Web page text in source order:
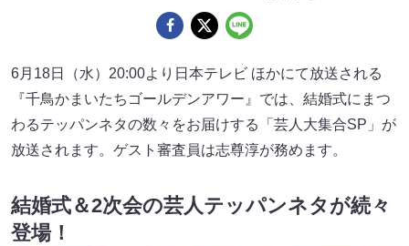
6月18日（水）20:00より日本テレビ ほかにて放送される
『千鳥かまいたちゴールデンアワー』では、結婚式にまつ
わるテッパンネタの数々をお届けする「芸人大集合SP」が
放送されます。ゲスト審査員は志尊淳が務めます。
結婚式＆2次会の芸人テッパンネタが続々
登場！